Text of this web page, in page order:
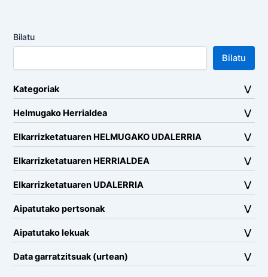
Bilatu
Bilatu
Kategoriak
Helmugako Herrialdea
Elkarrizketatuaren HELMUGAKO UDALERRIA
Elkarrizketatuaren HERRIALDEA
Elkarrizketatuaren UDALERRIA
Aipatutako pertsonak
Aipatutako lekuak
Data garratzitsuak (urtean)